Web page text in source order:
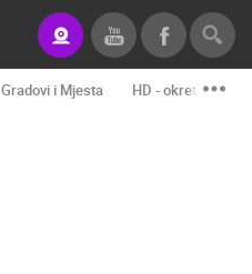
Gradovi i Mjesta HD - okretne